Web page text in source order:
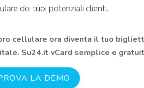
dei tuoi potenziali clienti.
cellulare ora diventa il tuo
Su24.it vCard semplice e
LA DEMO